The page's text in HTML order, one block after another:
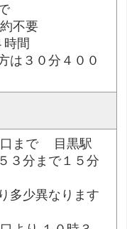
不要
時間
は３０分４００
口まで 目黒駅
３分まで１５分
多少異なります